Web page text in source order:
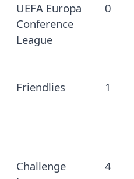
UEFA Europa
Conference
League
0
Friendlies 1
Challenge
4